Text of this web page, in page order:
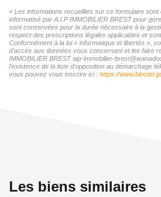
« Les informations recueillies sur ce formulaire
informatisé par A.I.P IMMOBILIER BREST pour
sont conservées pour la durée nécessaire à la
respect des prescriptions légales applicables et
Conformément à la loi « informatique et libertés »,
d'accès aux données vous concernant et les faire
IMMOBILIER BREST aip-immobilier-
l'existence de la liste d'opposition au démarchage
vous pouvez vous inscrire ici : https://
Les biens similaires